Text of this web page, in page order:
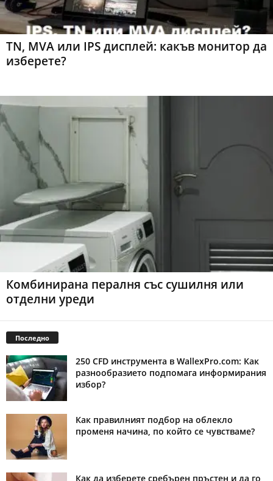
TN, MVA или IPS дисплей: какъв монитор да
изберете?
Комбинирана пералня със сушилня или
отделни уреди
Последно
250 CFD инструмента в WallexPro.com: Как
разнообразието подпомага информирания
избор?
Как правилният подбор на облекло
променя начина, по който се чувстваме?
Как да изберете сребърен пръстен и да го